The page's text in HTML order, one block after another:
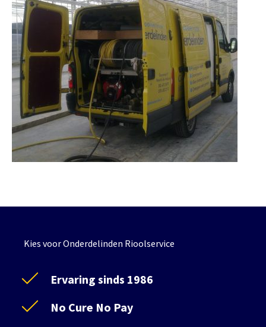
Kies voor Onderdelinden Rioolservice
Ervaring sinds 1986
No Cure No Pay